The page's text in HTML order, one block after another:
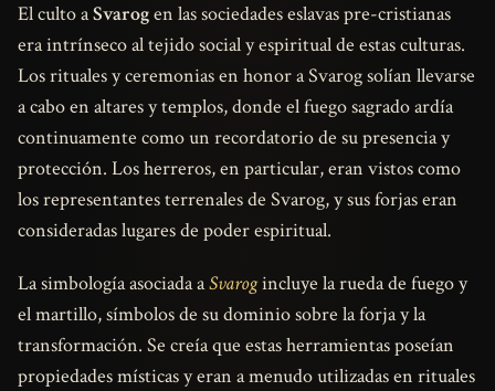
El culto aSvarogen las sociedades eslavas pre-cristianas
era intrínseco al tejido social y espiritual de estas culturas.
Los rituales y ceremonias en honor a Svarog solían llevarse
a cabo en altares y templos, donde el fuego sagrado ardía
continuamente como un recordatorio de su presencia y
protección. Los herreros, en particular, eran vistos como
los representantes terrenales de Svarog, y sus forjas eran
consideradas lugares de poder espiritual.
La simbología asociada aSvarogincluye la rueda de fuego y
el martillo, símbolos de su dominio sobre la forja y la
transformación. Se creía que estas herramientas poseían
propiedades místicas y eran a menudo utilizadas en rituales